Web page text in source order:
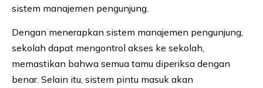
sistem manajemen pengunjung.
Dengan menerapkan sistem manajemen pengunjung,
sekolah dapat mengontrol akses ke sekolah,
memastikan bahwa semua tamu diperiksa dengan
benar. Selain itu, sistem pintu masuk akan